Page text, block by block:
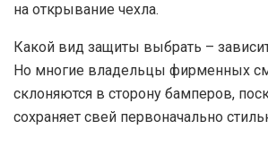
на открывание чехла.
Какой вид защиты выбрать –
Но многие владельцы фирменных
склоняются в сторону бамперов,
сохраняет свей первоначально